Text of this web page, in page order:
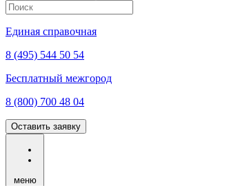
Единая справочная
8 (495) 544 50 54
Бесплатный межгород
8 (800) 700 48 04
Оставить заявку
меню